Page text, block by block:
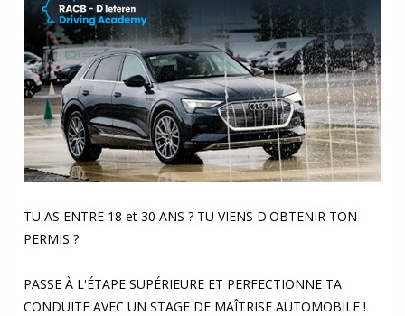
TU AS ENTRE 18 et 30 ANS ? TU VIENS D'OBTENIR TON
PERMIS ?
PASSE À L'ÉTAPE SUPÉRIEURE ET PERFECTIONNE TA
CONDUITE AVEC UN STAGE DE MAÎTRISE AUTOMOBILE !